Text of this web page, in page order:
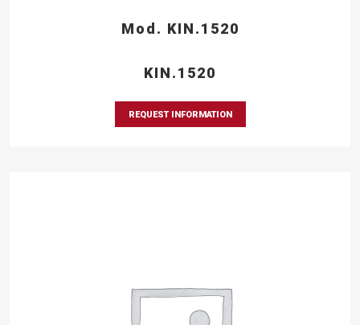
Mod. KIN.1520
KIN.1520
REQUEST INFORMATION